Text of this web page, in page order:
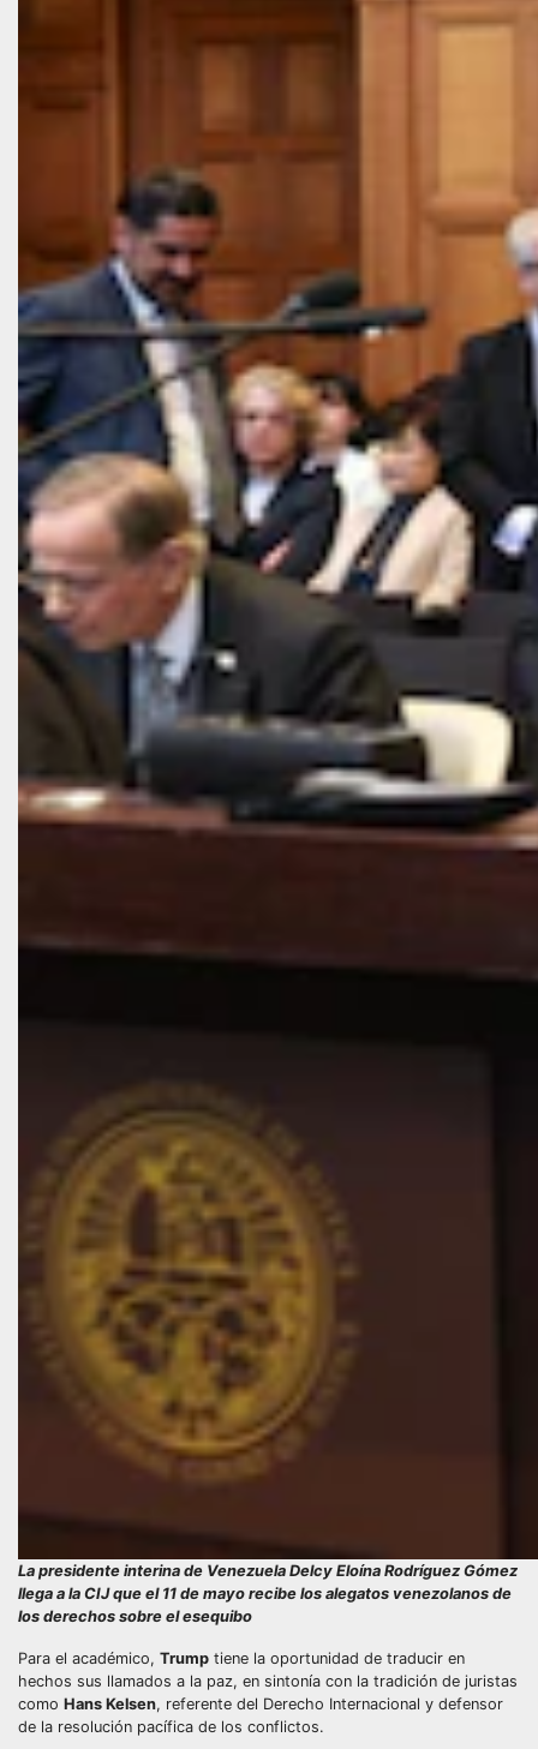
La presidente interina de Venezuela Delcy Eloína Rodríguez Gómez
llega a la CIJ que el 11 de mayo recibe los alegatos venezolanos de
los derechos sobre el esequibo
Para el académico, Trump tiene la oportunidad de traducir en
hechos sus llamados a la paz, en sintonía con la tradición de juristas
como Hans Kelsen, referente del Derecho Internacional y defensor
de la resolución pacífica de los conflictos.